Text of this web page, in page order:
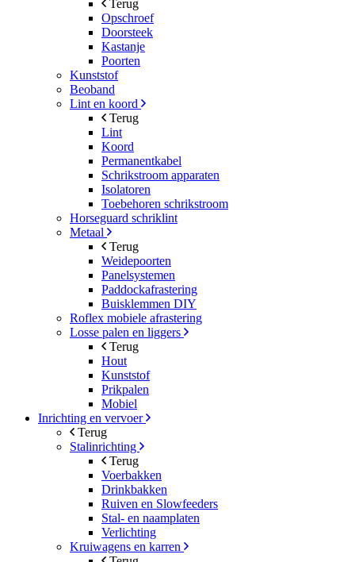
Terug
Opschroef
Doorsteek
Kastanje
Poorten
Kunststof
Beoband
Lint en koord
Terug
Lint
Koord
Permanentkabel
Schrikstroom apparaten
Isolatoren
Toebehoren schrikstroom
Horseguard schriklint
Metaal
Terug
Weidepoorten
Panelsystemen
Paddockafrastering
Buisklemmen DIY
Roflex mobiele afrastering
Losse palen en liggers
Terug
Hout
Kunststof
Prikpalen
Mobiel
Inrichting en vervoer
Terug
Stalinrichting
Terug
Voerbakken
Drinkbakken
Ruiven en Slowfeeders
Stal- en naamplaten
Verlichting
Kruiwagens en karren